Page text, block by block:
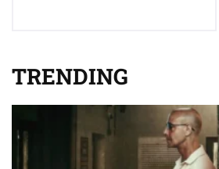
TRENDING